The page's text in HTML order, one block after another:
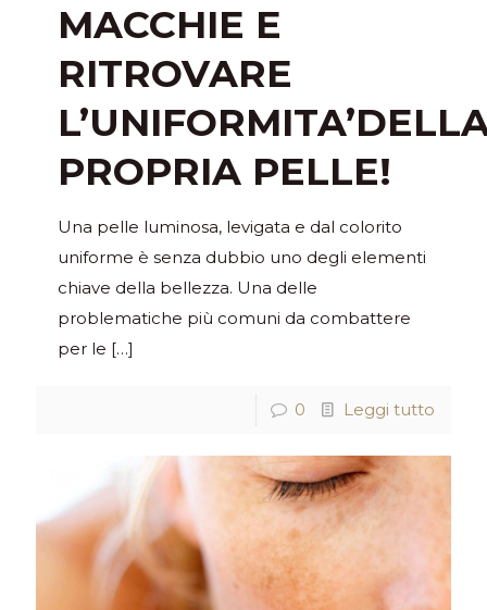
MACCHIE E
RITROVARE
PROPRIA PELLE!
Una pelle luminosa, levigata e dal colorito
uniforme è senza dubbio uno degli elementi
chiave della bellezza. Una delle
problematiche più comuni da combattere
per le […]
0 Leggi tutto